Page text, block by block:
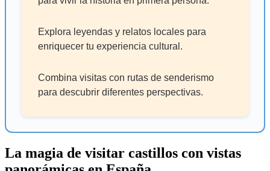
Explora leyendas y relatos locales para
enriquecer tu experiencia cultural.
Combina visitas con rutas de senderismo
para descubrir diferentes perspectivas.
La magia de visitar castillos con vistas